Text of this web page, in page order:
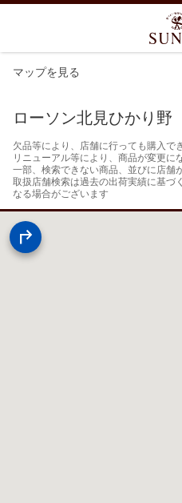
マップを見る
ローソン北見ひかり野
欠品等により、店舗に行っても購入で
リニューアル等により、商品が変更に
一部、検索できない商品、並びに店舗
取扱店舗検索は過去の出荷実績に基づ
なる場合がございます